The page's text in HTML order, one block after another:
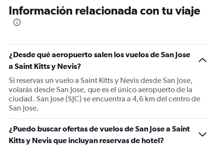
Información relacionada con tu viaje
¿Desde qué aeropuerto salen los vuelos de San Jose
a Saint Kitts y Nevis?
Si reservas un vuelo a Saint Kitts y Nevis desde San Jose,
volarás desde San Jose, que es el único aeropuerto de la
ciudad. San Jose (SJC) se encuentra a 4,6 km del centro de
San Jose.
¿Puedo buscar ofertas de vuelos de San Jose a Saint
Kitts y Nevis que incluyan reservas de hotel?